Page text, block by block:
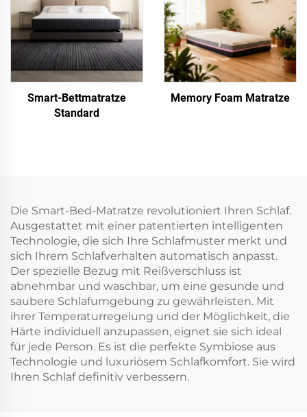
Smart-Bettmatratze
Standard
Memory Foam Matratze
Die Smart-Bed-Matratze revolutioniert Ihren Schlaf.
Ausgestattet mit einer patentierten intelligenten
Technologie, die sich Ihre Schlafmuster merkt und
sich Ihrem Schlafverhalten automatisch anpasst.
Der spezielle Bezug mit Reißverschluss ist
abnehmbar und waschbar, um eine gesunde und
saubere Schlafumgebung zu gewährleisten. Mit
ihrer Temperaturregelung und der Möglichkeit, die
Härte individuell anzupassen, eignet sie sich ideal
für jede Person. Es ist die perfekte Symbiose aus
Technologie und luxuriösem Schlafkomfort. Sie wird
Ihren Schlaf definitiv verbessern.